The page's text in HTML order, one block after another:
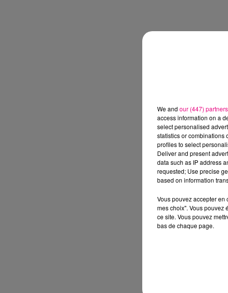
We and our (447) partners
access information on a
select personalised
statistics or combinations
profiles to select
Deliver and present
data such as IP address
requested; Use precise
based on information
Vous pouvez accepter en
mes choix". Vous pouvez
ce site. Vous pouvez
bas de chaque page.